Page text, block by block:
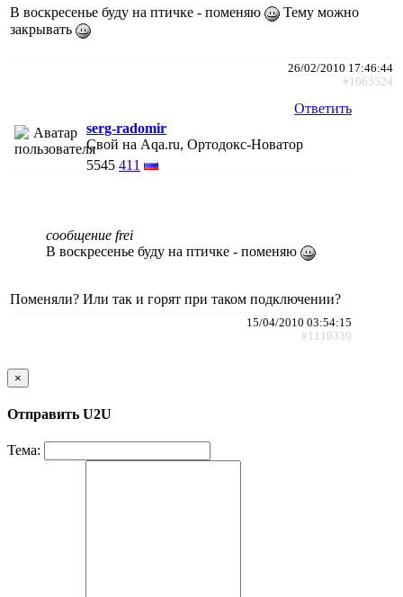
В воскресенье буду на птичке - поменяю
Тему можно
закрывать
26/02/2010 17:46:44
#1063524
Ответить
serg-radomir
Свой на Aqa.ru, Ортодокс-Новатор
5545 411
сообщение frei
В воскресенье буду на птичке - поменяю
Поменяли? Или так и горят при таком подключении?
15/04/2010 03:54:15
#1110339
×
Отправить U2U
Тема: